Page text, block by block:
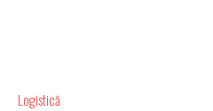
Logistică